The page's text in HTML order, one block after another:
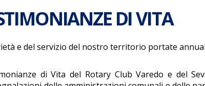
DI VITA
e del servizio del nostro territorio portate
di Vita del Rotary Club Varedo e del